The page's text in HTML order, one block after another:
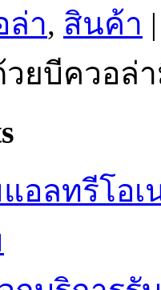
ล่า, สินค้า |
ยบีควอล่
อลทรีโอ